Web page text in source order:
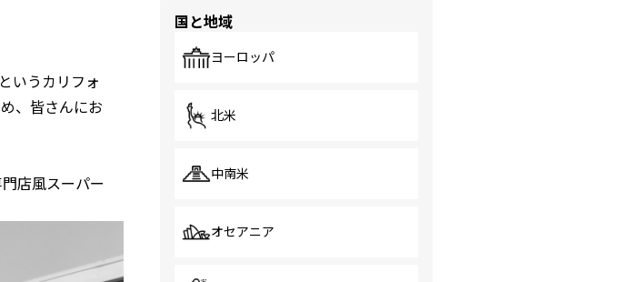
いうカリフォ
、皆さんにお
店風スーパー
国と地域
ヨーロッパ
北米
中南米
オセアニア